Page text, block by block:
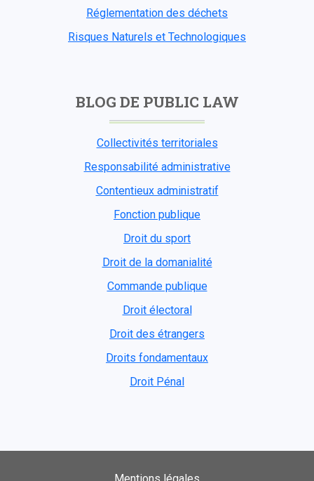
Réglementation des déchets
Risques Naturels et Technologiques
BLOG DE PUBLIC LAW
Collectivités territoriales
Responsabilité administrative
Contentieux administratif
Fonction publique
Droit du sport
Droit de la domanialité
Commande publique
Droit électoral
Droit des étrangers
Droits fondamentaux
Droit Pénal
Mentions légales